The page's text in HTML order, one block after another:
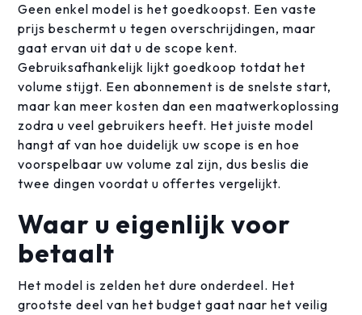
Geen enkel model is het goedkoopst. Een vaste
prijs beschermt u tegen overschrijdingen, maar
gaat ervan uit dat u de scope kent.
Gebruiksafhankelijk lijkt goedkoop totdat het
volume stijgt. Een abonnement is de snelste start,
maar kan meer kosten dan een maatwerkoplossing
zodra u veel gebruikers heeft. Het juiste model
hangt af van hoe duidelijk uw scope is en hoe
voorspelbaar uw volume zal zijn, dus beslis die
twee dingen voordat u offertes vergelijkt.
Waar u eigenlijk voor
betaalt
Het model is zelden het dure onderdeel. Het
grootste deel van het budget gaat naar het veilig